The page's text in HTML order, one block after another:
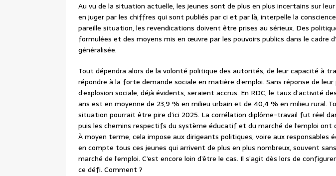
Au vu de la situation actuelle, les jeunes sont de plus en plus incertains sur
en juger par les chiffres qui sont publiés par ci et par là, interpelle la
pareille situation, les revendications doivent être prises au sérieux. Des
formulées et des moyens mis en œuvre par les pouvoirs publics dans le cadre
généralisée.
Tout dépendra alors de la volonté politique des autorités, de leur capacité à
répondre à la forte demande sociale en matière d’emploi. Sans réponse de
d’explosion sociale, déjà évidents, seraient accrus. En RDC, le taux d’activité
ans est en moyenne de 23,9 % en milieu urbain et de 40,4 % en milieu rural.
situation pourrait être pire d’ici 2025. La corrélation diplôme-travail fut réel
puis les chemins respectifs du système éducatif et du marché de l’emploi ont
À moyen terme, cela impose aux dirigeants politiques, voire aux responsables
en compte tous ces jeunes qui arrivent de plus en plus nombreux, souvent
marché de l’emploi. C’est encore loin d’être le cas. Il s’agit dès lors de
ce défi. Comment ?